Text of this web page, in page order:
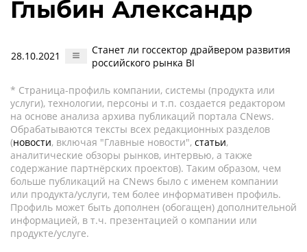
Глыбин Александр
28.10.2021
Станет ли госсектор драйвером развития
российского рынка BI
* Страница-профиль компании, системы (продукта или
услуги), технологии, персоны и т.п. создается редактором
на основе анализа архива публикаций портала CNews.
Обрабатываются тексты всех редакционных разделов
(новости, включая "Главные новости", статьи,
аналитические обзоры рынков, интервью, а также
содержание партнёрских проектов). Таким образом, чем
больше публикаций на CNews было с именем компании
или продукта/услуги, тем более информативен профиль.
Профиль может быть дополнен (обогащен) дополнительной
информацией, в т.ч. презентацией о компании или
продукте/услуге.